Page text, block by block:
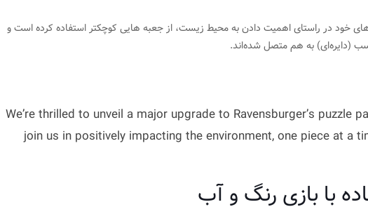
بندی پازل‌های خود در راستای اهمیت دادن به محیط زیست، از جعبه هایی کوچکتر استفاده کرده است و
(دایره‌ای) به هم متصل شده‌اند.
We’re thrilled to unveil a major upgrade to Ravensburger’s puzzle
join us in positively impacting the environment, one piece at a
با بازی رنگ و آب